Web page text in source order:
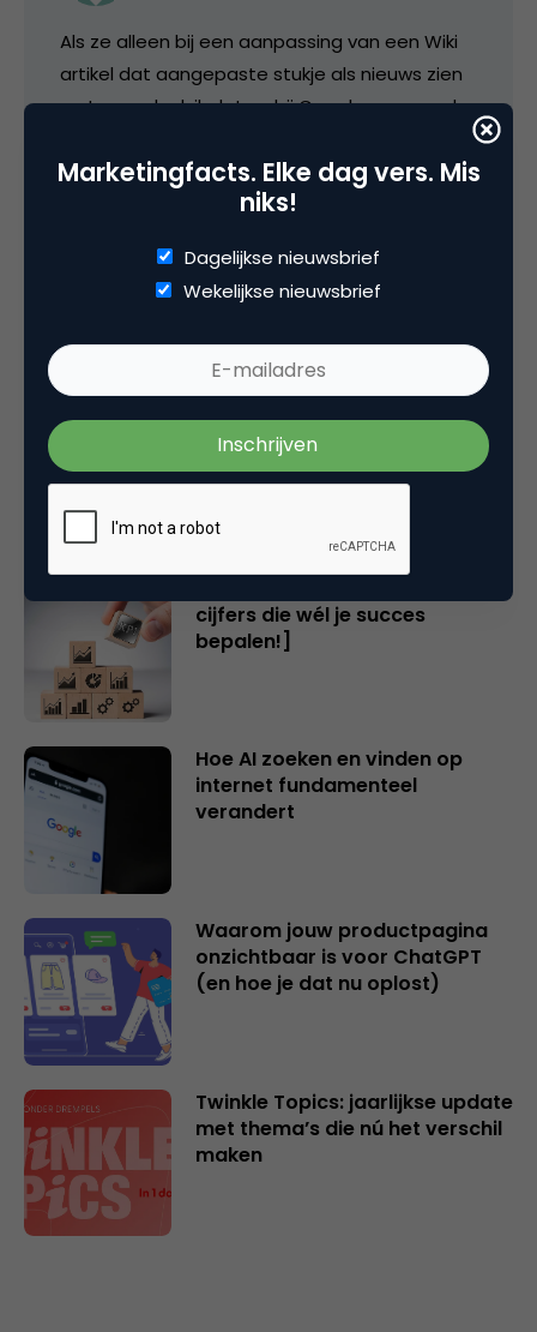
Als ze alleen bij een aanpassing van een Wiki
artikel dat aangepaste stukje als nieuws zien
en tonen denk ik dat ze bij Google een goed
23 juni 2009 om 05:03
Plaats reactie
Je moet ingelogd zijn opom een reactie te
plaatsen.
Gerelateerde artikelen
cijfers die wél je succes
bepalen!]
Hoe AI zoeken en vinden op
internet fundamenteel
verandert
Waarom jouw productpagina
onzichtbaar is voor ChatGPT
(en hoe je dat nu oplost)
Twinkle Topics: jaarlijkse update
met thema’s die nú het verschil
maken
Marketingfacts. Elke dag vers. Mis
niks!
Dagelijkse nieuwsbrief
Wekelijkse nieuwsbrief